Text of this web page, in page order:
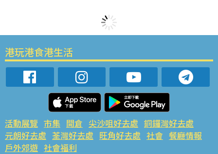
港玩港食港生活
活動展覽 市集 開倉 尖沙咀好去處 銅鑼灣好去處
元朗好去處 荃灣好去處 旺角好去處 社會 餐廳情報
戶外郊遊 社會福利